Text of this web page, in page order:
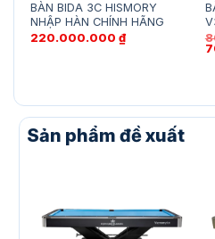
BÀN BIDA 3C HISMORY
NHẬP HÀN CHÍNH HÃNG
220.000.000 ₫
Sản phẩm đề xuất